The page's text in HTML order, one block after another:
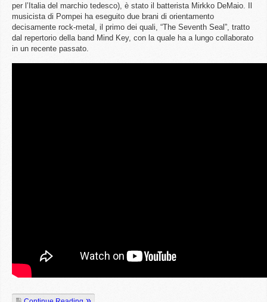
per l’Italia del marchio tedesco), è stato il batterista Mirkko DeMaio. Il
musicista di Pompei ha eseguito due brani di orientamento
decisamente rock-metal, il primo dei quali, “The Seventh Seal”, tratto
dal repertorio della band Mind Key, con la quale ha a lungo collaborato
in un recente passato.